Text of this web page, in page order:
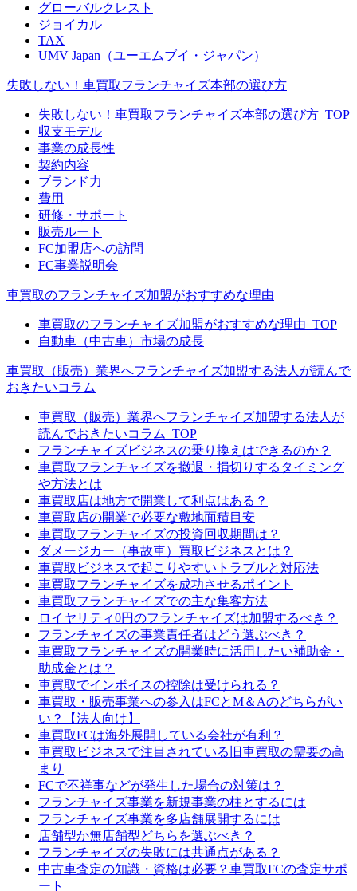
グローバルクレスト
ジョイカル
TAX
UMV Japan（ユーエムブイ・ジャパン）
失敗しない！車買取フランチャイズ本部の選び方
失敗しない！車買取フランチャイズ本部の選び方_TOP
収支モデル
事業の成長性
契約内容
ブランド力
費用
研修・サポート
販売ルート
FC加盟店への訪問
FC事業説明会
車買取のフランチャイズ加盟がおすすめな理由
車買取のフランチャイズ加盟がおすすめな理由_TOP
自動車（中古車）市場の成長
車買取（販売）業界へフランチャイズ加盟する法人が読んで
おきたいコラム
車買取（販売）業界へフランチャイズ加盟する法人が
読んでおきたいコラム_TOP
フランチャイズビジネスの乗り換えはできるのか？
車買取フランチャイズを撤退・損切りするタイミング
や方法とは
車買取店は地方で開業して利点はある？
車買取店の開業で必要な敷地面積目安
車買取フランチャイズの投資回収期間は？
ダメージカー（事故車）買取ビジネスとは？
車買取ビジネスで起こりやすいトラブルと対応法
車買取フランチャイズを成功させるポイント
車買取フランチャイズでの主な集客方法
ロイヤリティ0円のフランチャイズは加盟するべき？
フランチャイズの事業責任者はどう選ぶべき？
車買取フランチャイズの開業時に活用したい補助金・
助成金とは？
車買取でインボイスの控除は受けられる？
車買取・販売事業への参入はFCとM＆Aのどちらがい
い？【法人向け】
車買取FCは海外展開している会社が有利？
車買取ビジネスで注目されている旧車買取の需要の高
まり
FCで不祥事などが発生した場合の対策は？
フランチャイズ事業を新規事業の柱とするには
フランチャイズ事業を多店舗展開するには
店舗型か無店舗型どちらを選ぶべき？
フランチャイズの失敗には共通点がある？
中古車査定の知識・資格は必要？車買取FCの査定サポ
ート